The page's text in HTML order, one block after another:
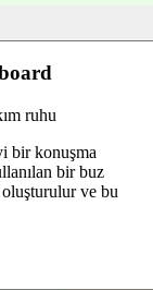
ruhu
bir konuşma
bir buz
oluşturulur ve bu